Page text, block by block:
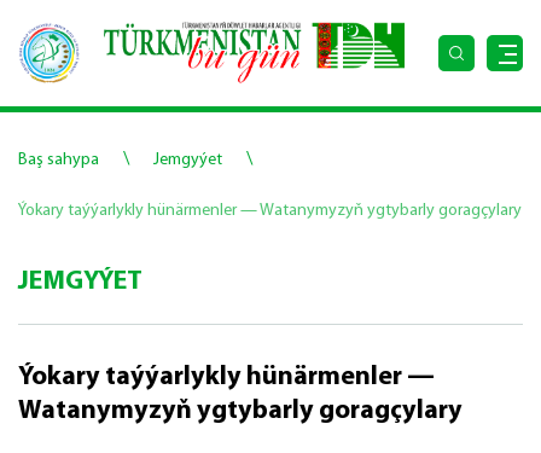
Baş sahypa \ Jemgyýet \
Ýokary taýýarlykly hünärmenler — Watanymyzyň ygtybarly goragçylary
JEMGYÝET
Ýokary taýýarlykly hünärmenler —
Watanymyzyň ygtybarly goragçylary